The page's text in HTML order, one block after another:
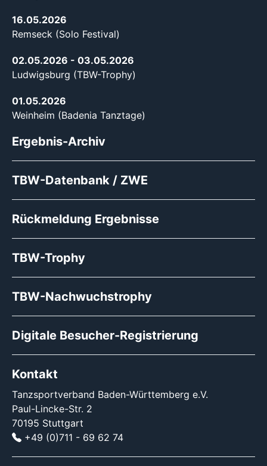
16.05.2026
Remseck (Solo Festival)
02.05.2026 - 03.05.2026
Ludwigsburg (TBW-Trophy)
01.05.2026
Weinheim (Badenia Tanztage)
Ergebnis-Archiv
TBW-Datenbank / ZWE
Rückmeldung Ergebnisse
TBW-Trophy
TBW-Nachwuchstrophy
Digitale Besucher-Registrierung
Kontakt
Tanzsportverband Baden-Württemberg e.V.
Paul-Lincke-Str. 2
70195 Stuttgart
+49 (0)711 - 69 62 74